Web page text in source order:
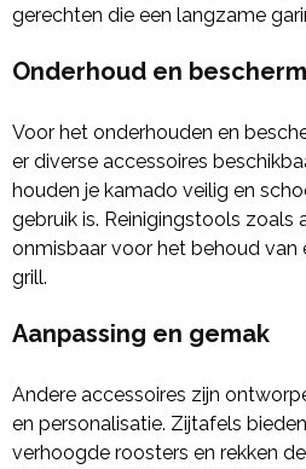
gerechten die een langzame
Onderhoud en
Voor het onderhouden en
er diverse accessoires
houden je kamado veilig en
gebruik is. Reinigingstools zoals
onmisbaar voor het behoud van
grill.
Aanpassing en gemak
Andere accessoires zijn
en personalisatie. Zijtafels
verhoogde roosters en rekken